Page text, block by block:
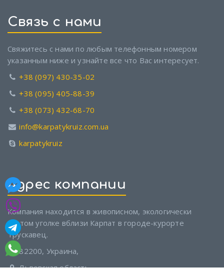
Связь с нами
Свяжитесь с нами по любым телефонным номером
указанным ниже и узнайте все что Вас интересует.
+38 (097) 430-35-02
+38 (095) 405-88-39
+38 (073) 432-68-70
info@karpatykruiz.com.ua
karpatykruiz
Адрес компании
Компания находится в живописном, экологически
чистом уголке вблизи Карпат в городе-курорте
Трускавец.
82200, Украина,
Львовская область,